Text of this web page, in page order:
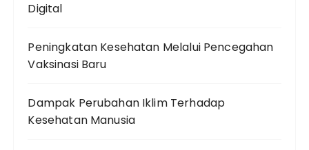
Digital
Peningkatan Kesehatan Melalui Pencegahan
Vaksinasi Baru
Dampak Perubahan Iklim Terhadap
Kesehatan Manusia